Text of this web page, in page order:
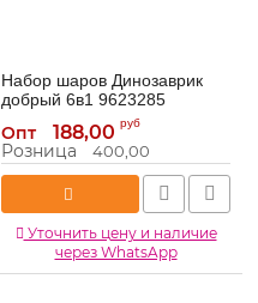
Набор шаров Динозаврик
добрый 6в1 9623285
Артикул: 9623285
Опт 188,00 руб
Розница 400,00
Уточнить цену и наличие
через WhatsApp